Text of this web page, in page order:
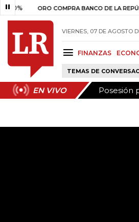
ORO COMPRA BANCO DE LA REPÚBLICA
VIERNES, 07 DE AGOSTO
FINANZAS
TEMAS DE
EN VIVO Posesión
EN VIVO Posesión